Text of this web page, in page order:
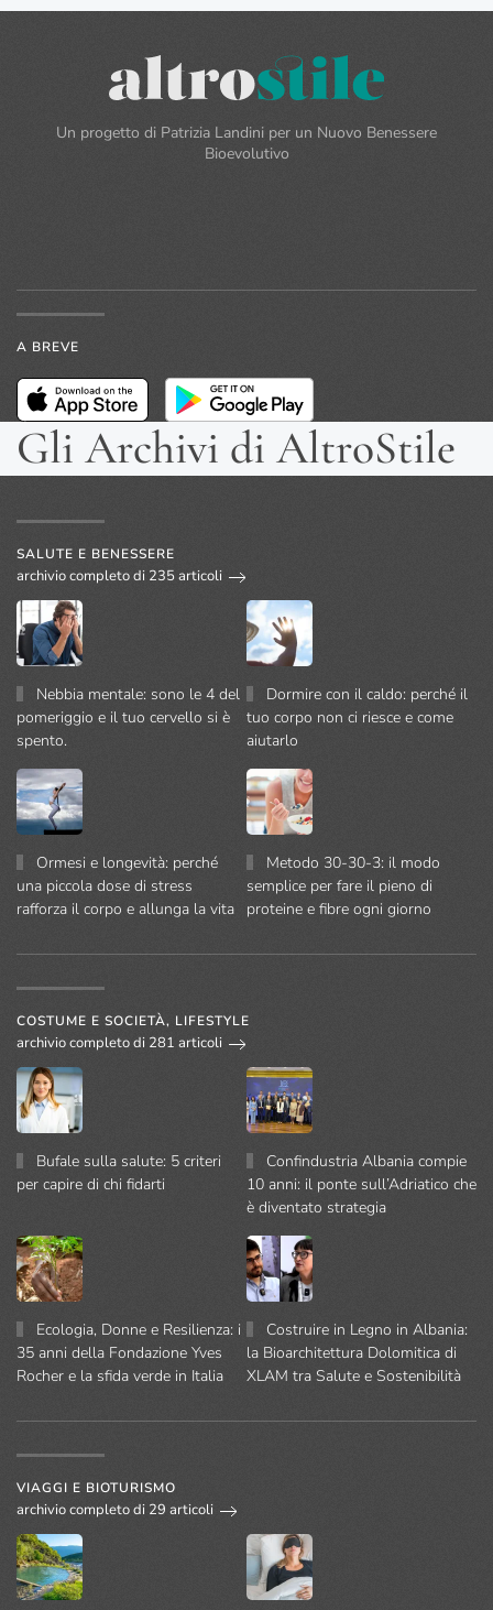
Un progetto di Patrizia Landini per un Nuovo Benessere
Bioevolutivo
A BREVE
Gli Archivi di AltroStile
SALUTE E BENESSERE
archivio completo di 235 articoli
Nebbia mentale: sono le 4 del
pomeriggio e il tuo cervello si è
spento.
Dormire con il caldo: perché il
tuo corpo non ci riesce e come
aiutarlo
Ormesi e longevità: perché
una piccola dose di stress
rafforza il corpo e allunga la vita
Metodo 30-30-3: il modo
semplice per fare il pieno di
proteine e fibre ogni giorno
COSTUME E SOCIETÀ, LIFESTYLE
archivio completo di 281 articoli
Bufale sulla salute: 5 criteri
per capire di chi fidarti
Confindustria Albania compie
10 anni: il ponte sull’Adriatico che
è diventato strategia
Ecologia, Donne e Resilienza: i
35 anni della Fondazione Yves
Rocher e la sfida verde in Italia
Costruire in Legno in Albania:
la Bioarchitettura Dolomitica di
XLAM tra Salute e Sostenibilità
VIAGGI E BIOTURISMO
archivio completo di 29 articoli